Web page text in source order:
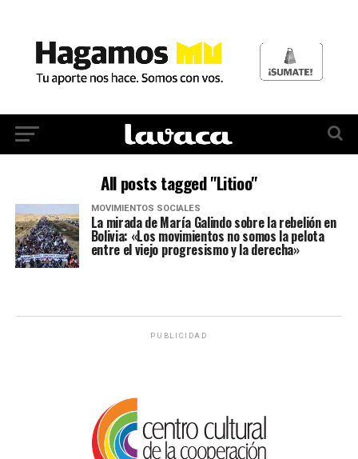
All posts tagged "Litioo"
MOVIMIENTOS SOCIALES
La mirada de María Galindo sobre la rebelión en
Bolivia: «Los movimientos no somos la pelota
entre el viejo progresismo y la derecha»
PUBLICIDAD